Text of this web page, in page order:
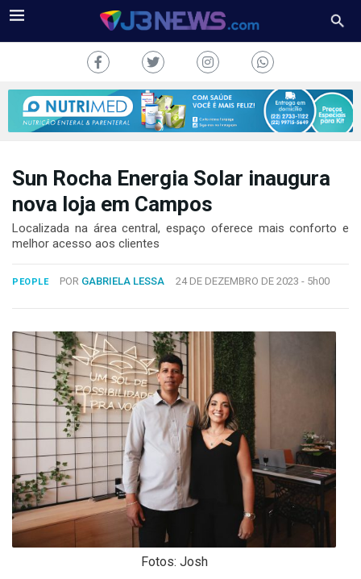
TV
CONOSCO
Copyright
2024
Desenvolvido
Tecnologia
Sistemas
Sun Rocha Energia Solar inaugura
nova loja em Campos
Localizada na área central, espaço oferece mais conforto e
melhor acesso aos clientes
PEOPLE POR GABRIELA LESSA 24 DE DEZEMBRO DE 2023 - 5h00
Fotos: Josh